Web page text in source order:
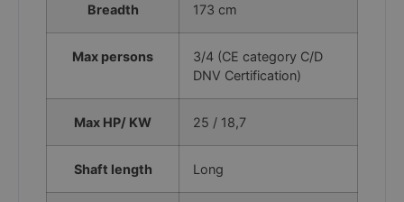
Breadth 173 cm
Max persons
3/4 (CE category C/D
DNV Certification)
Max HP/ KW 25 / 18,7
Shaft length Long
PHPSESSID
PHP.net